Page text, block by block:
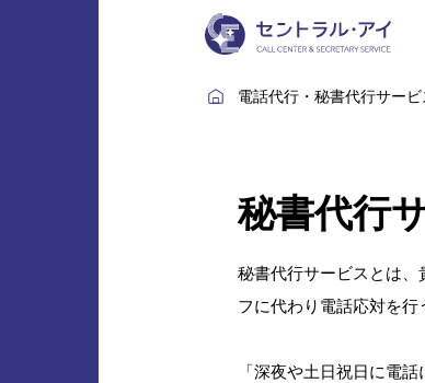
電話代行・秘書代行サービ
秘書代行
秘書代行サービスとは
フに代わり電話応対を行
「深夜や土日祝日に電